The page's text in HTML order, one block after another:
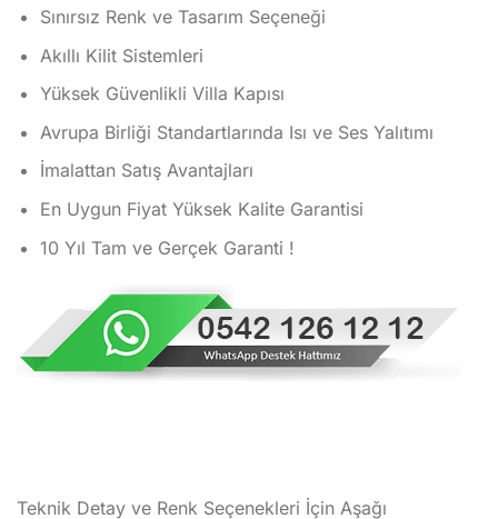
Sınırsız Renk ve Tasarım Seçeneği
Akıllı Kilit Sistemleri
Yüksek Güvenlikli Villa Kapısı
Avrupa Birliği Standartlarında Isı ve Ses Yalıtımı
İmalattan Satış Avantajları
En Uygun Fiyat Yüksek Kalite Garantisi
10 Yıl Tam ve Gerçek Garanti !
Teknik Detay ve Renk Seçenekleri İçin Aşağı